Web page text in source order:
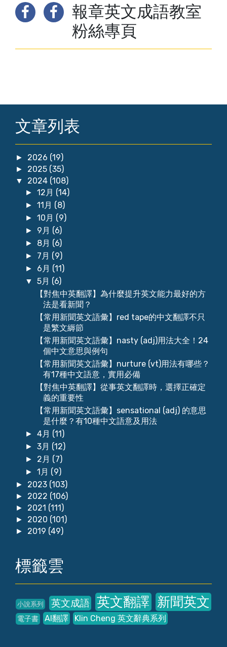
報章英文成語教室
粉絲專頁
文章列表
► 2026 (19)
► 2025 (35)
▼ 2024 (108)
►12月 (14)
►11月 (8)
►10月 (9)
► 9月 (6)
► 8月 (6)
► 7月 (9)
► 6月 (11)
▼5月 (6)
【對焦中英翻譯】為什麼提升英文能力最好的方
法是看新聞？
【常用新聞英文語彙】red tape的中文翻譯不只
是繁文縟節
【常用新聞英文語彙】nasty (adj)用法大全！24
個中文意思與例句
【常用新聞英文語彙】nurture (vt)用法有哪些？
有17種中文語意，實用必備
【對焦中英翻譯】從事英文翻譯時，選擇正確定
義的重要性
【常用新聞英文語彙】sensational (adj) 的意思
是什麼？有10種中文語意及用法
►4月 (11)
►3月 (12)
► 2月 (7)
►1月 (9)
► 2023 (103)
► 2022 (106)
► 2021 (111)
► 2020 (101)
► 2019 (49)
標籤雲
小說系列 英文成語 英文翻譯 新聞英文
電子書 AI翻譯 Klin Cheng 英文辭典系列